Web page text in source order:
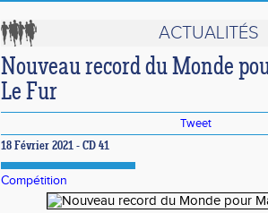
ACTUALITÉS
Nouveau record du Monde
Le Fur
Tweet
18 Février 2021 - CD 41
Compétition